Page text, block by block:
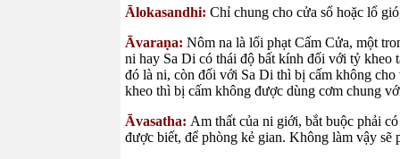
Ālokasandhi: Chỉ chung cho cửa sổ hoặc lổ
Āvaraṇa: Nôm na là lối phạt Cấm Cửa, một
ni hay Sa Di có thái độ bất kính đối với tỷ kheo
đó là ni, còn đối với Sa Di thì bị cấm không
kheo thì bị cấm không được dùng cơm chung
Āvasatha: Am thất của ni giới, bắt buộc phải
được biết, để phòng kẻ gian. Không làm vậy sẽ